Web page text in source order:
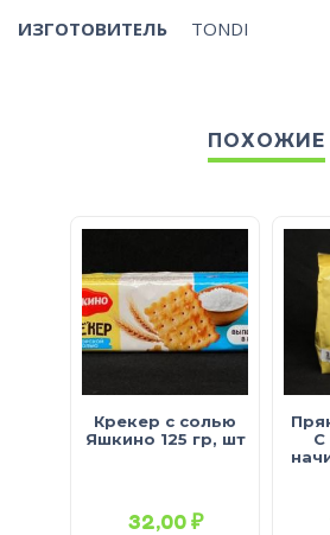
ИЗГОТОВИТЕЛЬ TONDI
ПОХОЖИЕ
Крекер с солью
Яшкино 125 гр, шт
32,00₽
С